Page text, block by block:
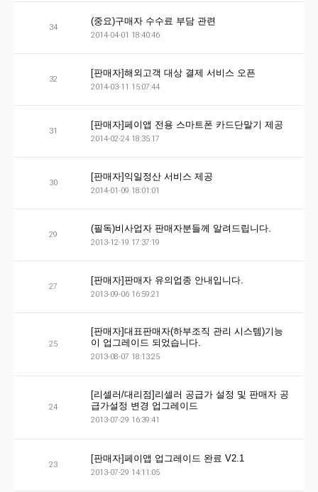
34
(중요)구매자 수수료 부담 관련
2014-04-01 18:40:46
32
[판매자]해외고객 대상 결제 서비스 오픈
2014-03-11 15:07:44
31
[판매자]페이앱 전용 스마트폰 카드단말기 제공
2014-02-24 18:35:17
30
[판매자]익일정산 서비스 제공
2014-01-09 18:01:01
29
(필독)비사업자 판매자분들께 알려드립니다.
2013-12-19 17:37:19
27
[판매자]판매자 유의업종 안내입니다.
2013-09-06 16:59:21
25
[판매자]대표판매자(하부조직 관리 시스템)기능
이 업그레이드 되었습니다.
2013-08-07 18:13:25
24
[리셀러/대리점]리셀러 공급가 설정 및 판매자 공
급가설정 변경 업그레이드
2013-07-29 16:39:41
23
[판매자]페이앱 업그레이드 완료 V2.1
2013-07-29 14:11:05